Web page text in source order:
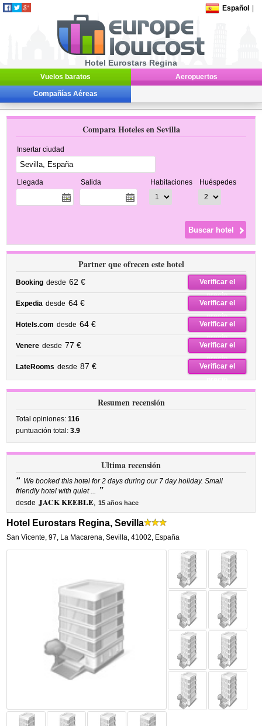
Español
Hotel Eurostars Regina
Vuelos baratos Aeropuertos
Compañías Aéreas
Compara Hoteles en Sevilla
Insertar ciudad
Llegada Salida Habitaciones Huéspedes
Partner que ofrecen este hotel
Booking desde 62 €
Verificar el
precio
Expedia desde 64 €
Verificar el
precio
Hotels.com desde 64 €
Verificar el
precio
Venere desde 77 €
Verificar el
precio
LateRooms desde 87 €
Verificar el
precio
Resumen recensión
Total opiniones:116
puntuación total:3.9
Ultima recensión
“ We booked this hotel for 2 days during our 7 day holiday. Small
friendly hotel with quiet ... ”
desde JACK KEEBLE, 15 años hace
Hotel Eurostars Regina, Sevilla
San Vicente, 97, La Macarena, Sevilla,41002, España